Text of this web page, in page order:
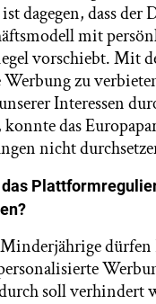
dagegen, dass der
mit
vorschiebt. Mit
Werbung zu
Interessen
das
nicht
soll verhindert